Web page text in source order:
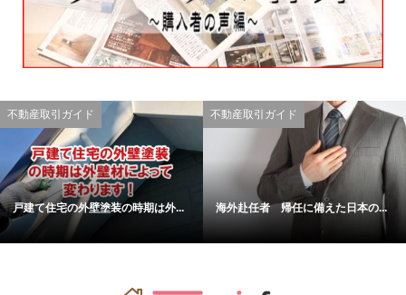
不動産取引ガイド
戸建て住宅の外壁塗装の時期は外...
不動産取引ガイド
海外赴任者 帰任に備えた日本の...